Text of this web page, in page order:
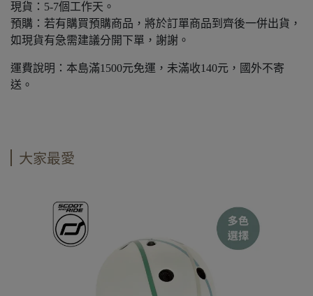
現貨：5-7個工作天。
預購：若有購買預購商品，將於訂單商品到齊後一併出貨，
如現貨有急需建議分開下單，謝謝。
運費說明：本島滿1500元免運，未滿收140元，國外不寄
送。
大家最愛